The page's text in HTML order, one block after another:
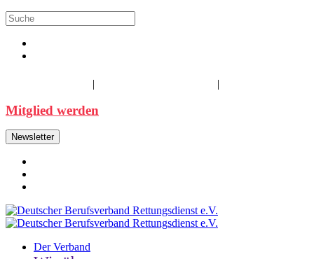
| |
Mitglied werden
Newsletter
Der Verband